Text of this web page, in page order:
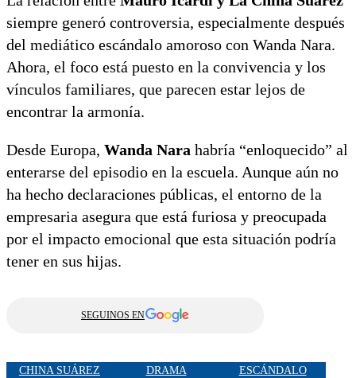
siempre generó controversia, especialmente después
del mediático escándalo amoroso con Wanda Nara.
Ahora, el foco está puesto en la convivencia y los
vínculos familiares, que parecen estar lejos de
encontrar la armonía.
Desde Europa, Wanda Nara habría “enloquecido” al
enterarse del episodio en la escuela. Aunque aún no
ha hecho declaraciones públicas, el entorno de la
empresaria asegura que está furiosa y preocupada
por el impacto emocional que esta situación podría
tener en sus hijas.
SEGUINOS EN
CHINA SUÁREZ DRAMA
ESCÁNDALO